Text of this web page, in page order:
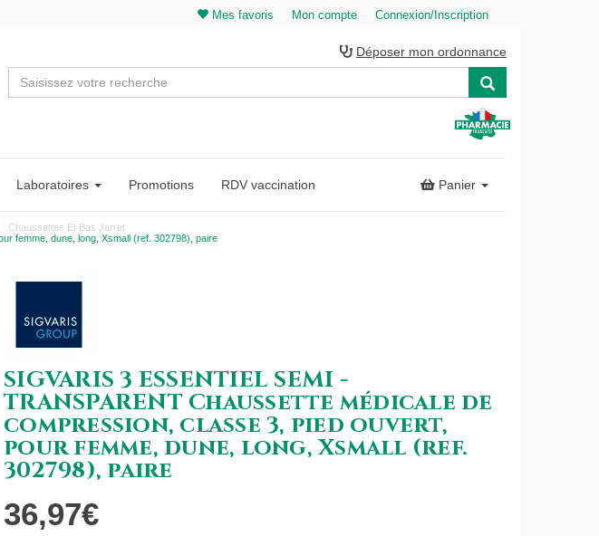
Mes favoris Mon compte Connexion/Inscription
Déposer mon ordonnance
Laboratoires Promotions RDV vaccination Panier
Chaussettes Et Bas Jarret
femme, dune, long, Xsmall (ref. 302798), paire
SIGVARIS 3 ESSENTIEL SEMI -
TRANSPARENT Chaussette médicale de
compression, classe 3, pied ouvert,
pour femme, dune, long, Xsmall (ref.
302798), paire
36,97€